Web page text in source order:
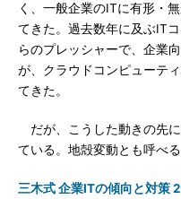
く、一般企業のITに有形・
てきた。過去数年に及ぶIT
らのプレッシャーで、企業
が、クラウドコンピューテ
てきた。
だが、こうした動きの先
ている。地殻変動とも呼べ
三木式 企業ITの傾向と対策